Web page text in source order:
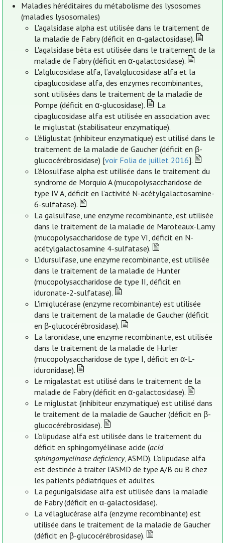
Maladies héréditaires du métabolisme des lysosomes
(maladies lysosomales)
L'agalsidase alpha est utilisée dans le traitement de
la maladie de Fabry (déficit en α-galactosidase).
L'agalsidase bêta est utilisée dans le traitement de la
maladie de Fabry (déficit en α-galactosidase).
L'alglucosidase alfa, l’avalglucosidase alfa et la
cipaglucosidase alfa, des enzymes recombinantes,
sont utilisées dans le traitement de la maladie de
Pompe (déficit en α-glucosidase).
La
cipaglucosidase alfa est utilisée en association avec
le miglustat (stabilisateur enzymatique).
L’éliglustat (inhibiteur enzymatique) est utilisé dans le
traitement de la maladie de Gaucher (déficit en β-
glucocérébrosidase) [voir Folia de juillet 2016].
L’élosulfase alpha est utilisée dans le traitement du
syndrome de Morquio A (mucopolysaccharidose de
type IV A, déficit en l’activité N-acétylgalactosamine-
6-sulfatase).
La galsulfase, une enzyme recombinante, est utilisée
dans le traitement de la maladie de Maroteaux-Lamy
(mucopolysaccharidose de type VI, déficit en N-
acétylgalactosamine 4-sulfatase).
L'idursulfase, une enzyme recombinante, est utilisée
dans le traitement de la maladie de Hunter
(mucopolysaccharidose de type II, déficit en
iduronate-2-sulfatase).
L'imiglucérase (enzyme recombinante) est utilisée
dans le traitement de la maladie de Gaucher (déficit
en β-glucocérébrosidase).
La laronidase, une enzyme recombinante, est utilisée
dans le traitement de la maladie de Hurler
(mucopolysaccharidose de type I, déficit en α-L-
iduronidase).
Le migalastat est utilisé dans le traitement de la
maladie de Fabry (déficit en α-galactosidase).
Le miglustat (inhibiteur enzymatique) est utilisé dans
le traitement de la maladie de Gaucher (déficit en β-
glucocérébrosidase).
L’olipudase alfa est utilisée dans le traitement du
déficit en sphingomyélinase acide (acid
sphingomyelinase deficiency, ASMD). L’olipudase alfa
est destinée à traiter l’ASMD de type A/B ou B chez
les patients pédiatriques et adultes.
La pegunigalsidase alfa est utilisée dans la maladie
de Fabry (déficit en α-galactosidase).
La vélaglucérase alfa (enzyme recombinante) est
utilisée dans le traitement de la maladie de Gaucher
(déficit en β-glucocérébrosidase).